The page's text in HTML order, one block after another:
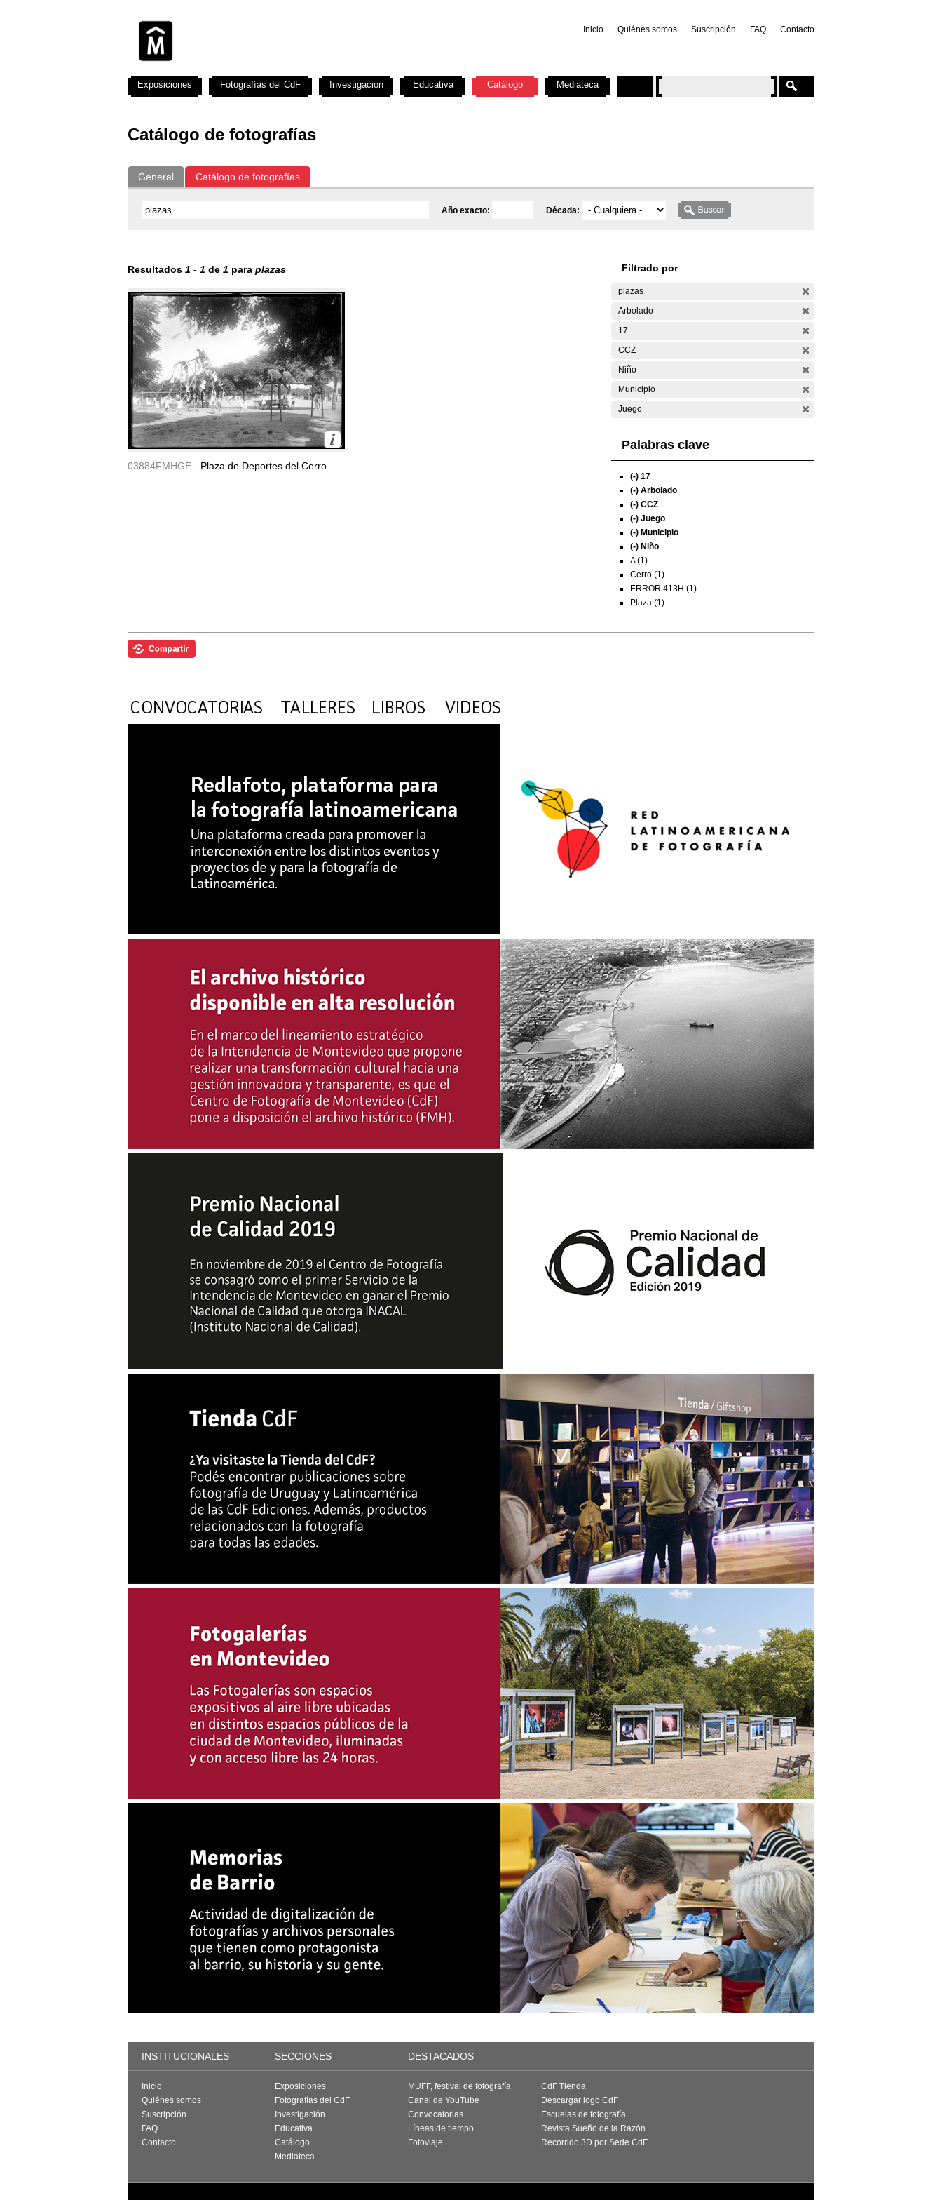
Inicio Quiénes somos Suscripción FAQ Contacto
Catálogo de fotografías
General Catálogo de fotografías
Año exacto: Década:
Resultados 1 - 1 de 1 para plazas
03884FMHGE - Plaza de Deportes del Cerro.
Filtrado por
plazas
Arbolado
17
CCZ
Niño
Municipio
Juego
Palabras clave
(-) 17
(-) Arbolado
(-) CCZ
(-) Juego
(-) Municipio
(-) Niño
A (1)
Cerro (1)
ERROR 413H (1)
Plaza (1)
Exposiciones Fotografías del CdF Investigación Educativa Catálogo Mediateca
INSTITUCIONALES SECCIONES DESTACADOS
Inicio
Quiénes somos
Suscripción
FAQ
Contacto
Exposiciones
Fotografías del CdF
Investigación
Educativa
Catálogo
Mediateca
MUFF, festival de fotografía
Canal de YouTube
Convocatorias
Líneas de tiempo
Fotoviaje
CdF Tienda
Descargar logo CdF
Escuelas de fotografía
Revista Sueño de la Razón
Recorrido 3D por Sede CdF